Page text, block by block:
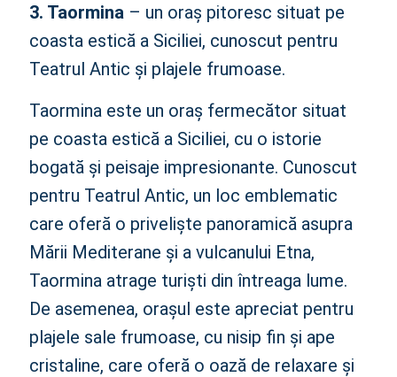
3. Taormina – un oraș pitoresc situat pe
coasta estică a Siciliei, cunoscut pentru
Teatrul Antic și plajele frumoase.
Taormina este un oraș fermecător situat
pe coasta estică a Siciliei, cu o istorie
bogată și peisaje impresionante. Cunoscut
pentru Teatrul Antic, un loc emblematic
care oferă o priveliște panoramică asupra
Mării Mediterane și a vulcanului Etna,
Taormina atrage turiști din întreaga lume.
De asemenea, orașul este apreciat pentru
plajele sale frumoase, cu nisip fin și ape
cristaline, care oferă o oază de relaxare și